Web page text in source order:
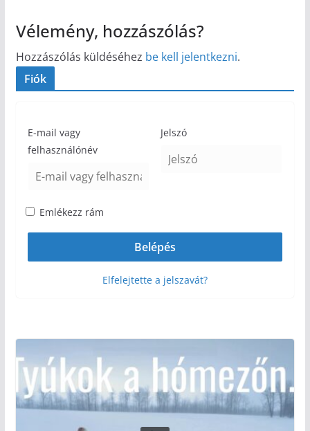
Vélemény, hozzászólás?
Hozzászólás küldéséhez be kell jelentkezni.
Fiók
E-mail vagy
felhasználónév
Jelszó
Emlékezz rám
Elfelejtette a jelszavát?